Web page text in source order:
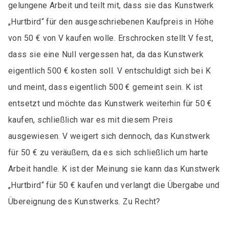
gelungene Arbeit und teilt mit, dass sie das Kunstwerk
„Hurtbird“ für den ausgeschriebenen Kaufpreis in Höhe
von 50 € von V kaufen wolle. Erschrocken stellt V fest,
dass sie eine Null vergessen hat, da das Kunstwerk
eigentlich 500 € kosten soll. V entschuldigt sich bei K
und meint, dass eigentlich 500 € gemeint sein. K ist
entsetzt und möchte das Kunstwerk weiterhin für 50 €
kaufen, schließlich war es mit diesem Preis
ausgewiesen. V weigert sich dennoch, das Kunstwerk
für 50 € zu veräußern, da es sich schließlich um harte
Arbeit handle. K ist der Meinung sie kann das Kunstwerk
„Hurtbird“ für 50 € kaufen und verlangt die Übergabe und
Übereignung des Kunstwerks. Zu Recht?